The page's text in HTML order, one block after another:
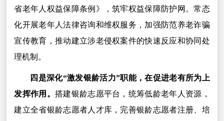
省老年人权益保障条例》，筑牢权益保障防护网。常态
化开展老年人法律咨询和维权服务，加强防范养老诈骗
宣传教育，推动建立涉老侵权案件的快速反应和协同处
理机制。
四是深化“激发银龄活力”职能，在促进老有所为上
发挥作用。 搭建银龄志愿平台，统筹低龄老年人资源，
建立全省银龄志愿者人才库，完善银龄志愿者注册、培